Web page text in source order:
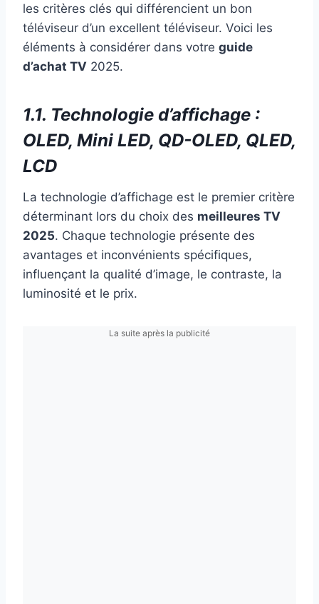
les critères clés qui différencient un bon
téléviseur d’un excellent téléviseur. Voici les
éléments à considérer dans votre guide
d’achat TV 2025.
1.1. Technologie d’affichage :
OLED, Mini LED, QD-OLED, QLED,
LCD
La technologie d’affichage est le premier critère
déterminant lors du choix des meilleures TV
2025. Chaque technologie présente des
avantages et inconvénients spécifiques,
influençant la qualité d’image, le contraste, la
luminosité et le prix.
La suite après la publicité